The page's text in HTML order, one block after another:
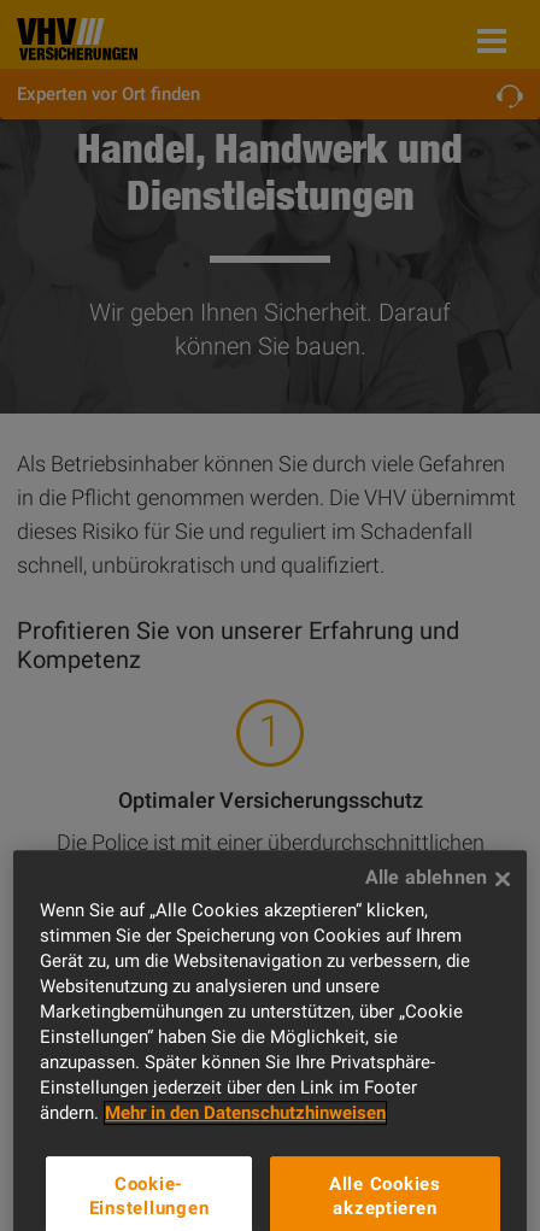
Experten vor Ort finden
Handel, Handwerk und
Dienstleistungen
Wir geben Ihnen Sicherheit. Darauf
können Sie bauen.
Als Betriebsinhaber können Sie durch viele Gefahren
in die Pflicht genommen werden. Die VHV übernimmt
dieses Risiko für Sie und reguliert im Schadenfall
schnell, unbürokratisch und qualifiziert.
Profitieren Sie von unserer Erfahrung und
Kompetenz
Optimaler Versicherungsschutz
Die Police ist mit einer überdurchschnittlichen
Deckung ausgestattet, die führend am Markt ist.
Günstiges Preis-Leistungs-Verhältnis
Nicht nur der preiswerte Beitrag zählt, sondern die
starken Leistungen, die Sie dafür erhalten. Lassen Sie
Wenn Sie auf „Alle Cookies akzeptieren“ klicken,
stimmen Sie der Speicherung von Cookies auf Ihrem
Gerät zu, um die Websitenavigation zu verbessern, die
Websitenutzung zu analysieren und unsere
Marketingbemühungen zu unterstützen, über „Cookie
Einstellungen“ haben Sie die Möglichkeit, sie
anzupassen. Später können Sie Ihre Privatsphäre-
Einstellungen jederzeit über den Link im Footer
ändern. Mehr in den Datenschutzhinweisen
Alle Cookies
akzeptieren
Cookie-
Einstellungen